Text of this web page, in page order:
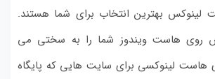
بهترین انتخاب برای شما هستند.
روی هاست ویندوز شما را به سختی می
هاست لینوکسی برای سایت هایی که پایگاه